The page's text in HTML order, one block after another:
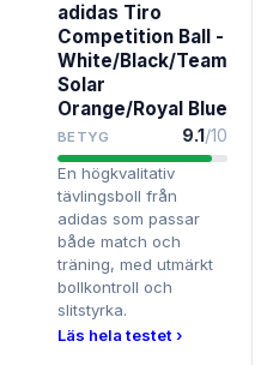
adidas Tiro
Competition Ball -
White/Black/Team
Solar
Orange/Royal Blue
BETYG 9.1/10
En högkvalitativ
tävlingsboll från
adidas som passar
både match och
träning, med utmärkt
bollkontroll och
slitstyrka.
Läs hela testet ›